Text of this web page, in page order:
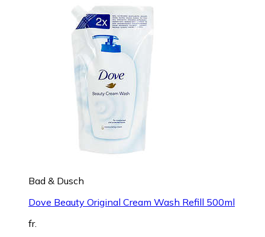
Bad & Dusch
Dove Beauty Original Cream Wash Refill 500ml
fr.